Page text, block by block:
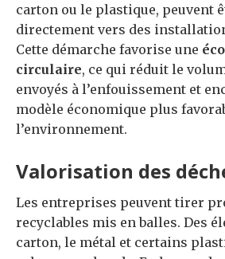
carton ou le plastique, peuvent
directement vers des
Cette démarche favorise une
circulaire, ce qui réduit le
envoyés à l’enfouissement et
modèle économique plus
l’environnement.
Valorisation des
Les entreprises peuvent tirer
recyclables mis en balles. Des
carton, le métal et certains